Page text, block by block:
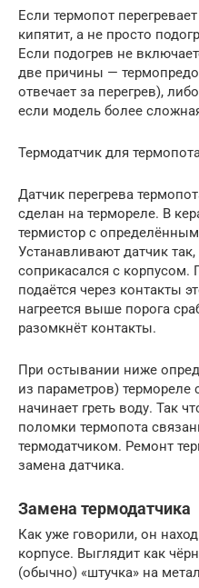
Если термопот
кипятит, а не просто
Если подогрев не
две причины —
отвечает за перегрев),
если модель более
Термодатчик для
Датчик перегрева
сделан на термореле. В
термистор с
Устанавливают датчик
соприкасался с корпусом.
подаётся через контакты
нагреется выше порога
разомкнёт контакты.
При остывании ниже
из параметров)
начинает греть воду. Так
поломки термопота
термодатчиком. Ремонт
замена датчика.
Замена термодатчика
Как уже говорили, он
корпусе. Выглядит как
(обычно) «штучка» на